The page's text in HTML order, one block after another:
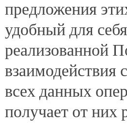
предложения
удобный для
реализованной
всех данных
получает от них